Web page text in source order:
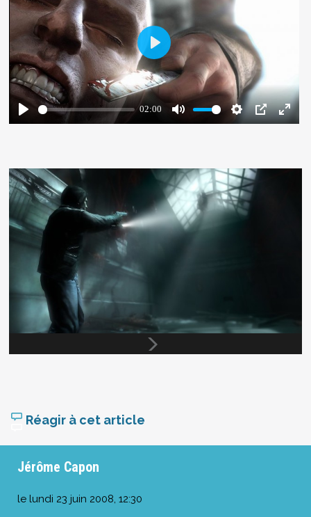
Réagir à cet article
Jérôme Capon
le lundi 23 juin 2008, 12:30